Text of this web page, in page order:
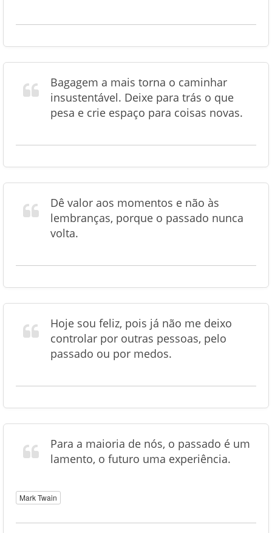
Bagagem a mais torna o caminhar
insustentável. Deixe para trás o que
pesa e crie espaço para coisas novas.
Dê valor aos momentos e não às
lembranças, porque o passado nunca
volta.
Hoje sou feliz, pois já não me deixo
controlar por outras pessoas, pelo
passado ou por medos.
Para a maioria de nós, o passado é um
lamento, o futuro uma experiência.
Mark Twain